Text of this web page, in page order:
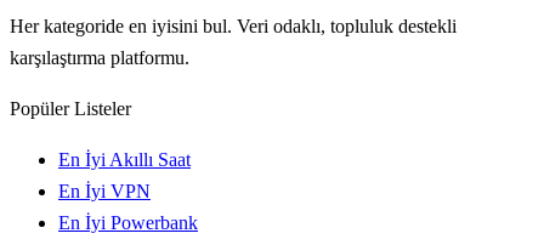
Her kategoride en iyisini bul. Veri odaklı, topluluk destekli
karşılaştırma platformu.
Popüler Listeler
En İyi Akıllı Saat
En İyi VPN
En İyi Powerbank